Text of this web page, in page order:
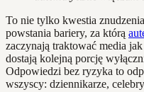
To nie tylko kwestia
powstania bariery, za którą
zaczynają traktować media
dostają kolejną porcję
Odpowiedzi bez ryzyka to
wszyscy: dziennikarze,